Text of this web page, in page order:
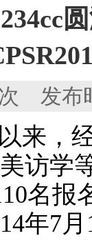
次 发布
来，
访学
名
年7